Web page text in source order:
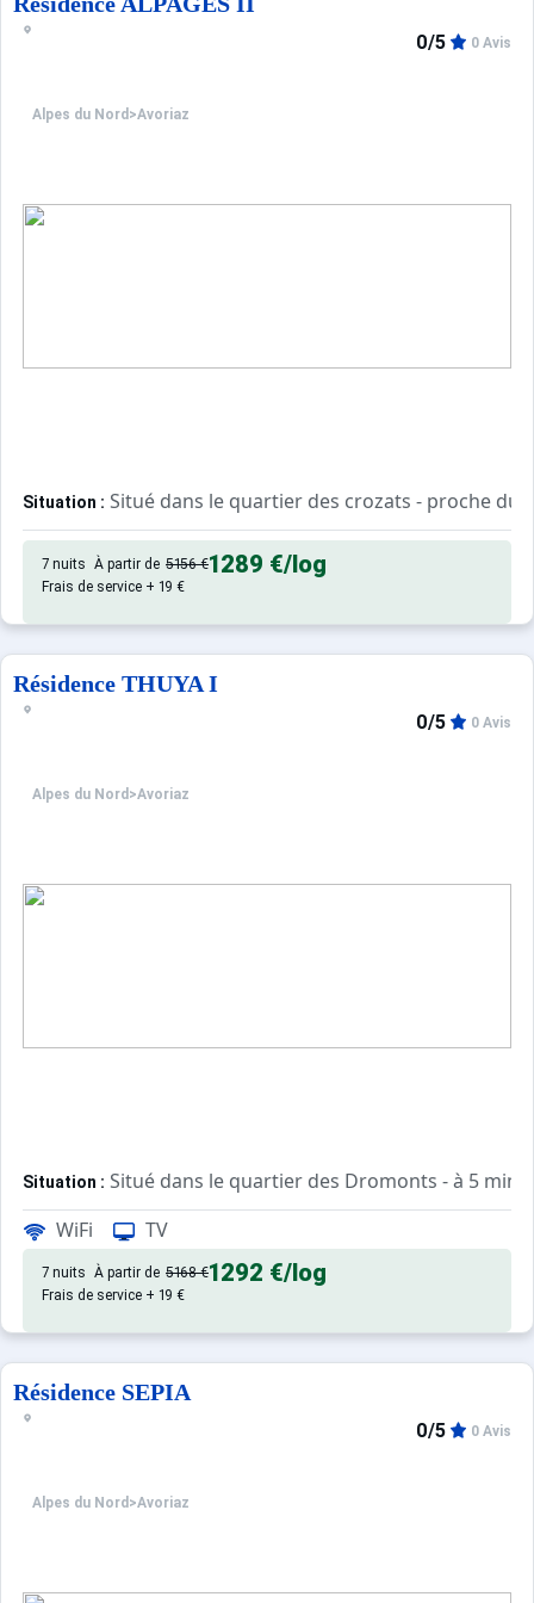
Alpes du Nord >Avoriaz
0/5 0 Avis
Situation : Situé dans le quartier des crozats - proche du
Appartement de particulier :Confortable et agréable, ce
7 nuits À partir de 5156 €1289 €/log
Frais de service + 19 €
Résidence THUYA I
Alpes du Nord >Avoriaz
0/5 0 Avis
Situation : Situé dans le quartier des Dromonts - à 5
Appartement de particulier :
WiFi TV
7 nuits À partir de 5168 €1292 €/log
Frais de service + 19 €
Résidence SEPIA
Alpes du Nord >Avoriaz
0/5 0 Avis